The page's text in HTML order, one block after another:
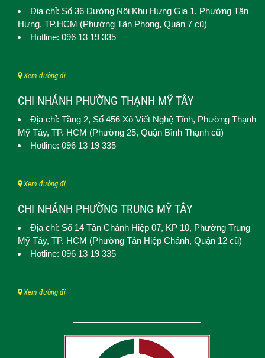
Địa chỉ: Số 36 Đường Nội Khu Hưng Gia 1, Phường Tân
Hưng, TP.HCM (Phường Tân Phong, Quận 7 cũ)
Hotline: 096 13 19 335
Xem đường đi
CHI NHÁNH PHƯỜNG THẠNH MỸ TÂY
Địa chỉ: Tầng 2, Số 456 Xô Viết Nghệ Tĩnh, Phường Thạnh
Mỹ Tây, TP. HCM (Phường 25, Quận Bình Thạnh cũ)
Hotline: 096 13 19 335
Xem đường đi
CHI NHÁNH PHƯỜNG TRUNG MỸ TÂY
Địa chỉ: Số 14 Tân Chánh Hiệp 07, KP 10, Phường Trung
Mỹ Tây, TP. HCM (Phường Tân Hiệp Chánh, Quận 12 cũ)
Hotline: 096 13 19 335
Xem đường đi